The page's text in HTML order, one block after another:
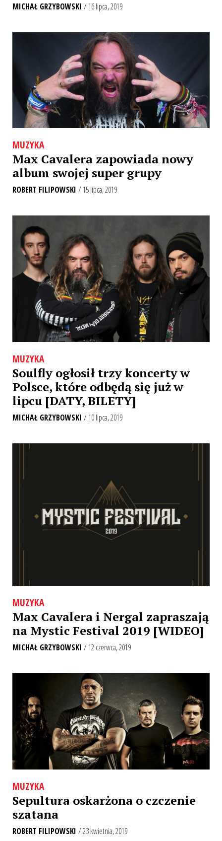
MICHAŁ GRZYBOWSKI / 16 lipca, 2019
MUZYKA
Max Cavalera zapowiada nowy
album swojej super grupy
ROBERT FILIPOWSKI / 15 lipca, 2019
MUZYKA
Soulfly ogłosił trzy koncerty w
Polsce, które odbędą się już w
lipcu [DATY, BILETY]
MICHAŁ GRZYBOWSKI / 10 lipca, 2019
MUZYKA
Max Cavalera i Nergal zapraszają
na Mystic Festival 2019 [WIDEO]
MICHAŁ GRZYBOWSKI / 12 czerwca, 2019
MUZYKA
Sepultura oskarżona o czczenie
szatana
ROBERT FILIPOWSKI / 23 kwietnia, 2019